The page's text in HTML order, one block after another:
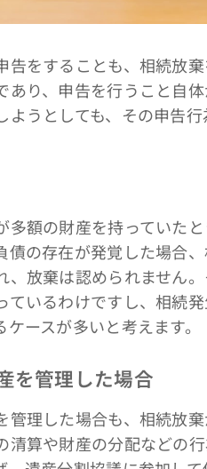
をすることも、相続放
あり、申告を行うこと自
ようとしても、その申告
額の財産を持っていた
債の存在が発覚した場合
、放棄は認められません
ているわけですし、相続
ケースが多いと考えます。
を管理した場合
理した場合も、相続放
清算や財産の分配などの